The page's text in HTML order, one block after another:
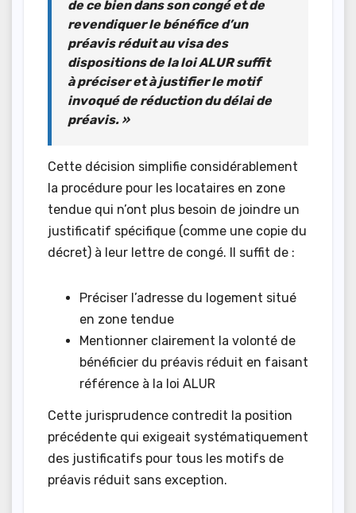
de ce bien dans son congé et de
revendiquer le bénéfice d’un
préavis réduit au visa des
dispositions de la loi ALUR suffit
à préciser et à justifier le motif
invoqué de réduction du délai de
préavis. »
Cette décision simplifie considérablement
la procédure pour les locataires en zone
tendue qui n’ont plus besoin de joindre un
justificatif spécifique (comme une copie du
décret) à leur lettre de congé. Il suffit de :
Préciser l’adresse du logement situé
en zone tendue
Mentionner clairement la volonté de
bénéficier du préavis réduit en faisant
référence à la loi ALUR
Cette jurisprudence contredit la position
précédente qui exigeait systématiquement
des justificatifs pour tous les motifs de
préavis réduit sans exception.